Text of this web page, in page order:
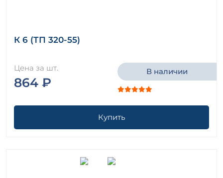
К 6 (ТП 320-55)
Цена за шт.
864 ₽
В наличии
Купить